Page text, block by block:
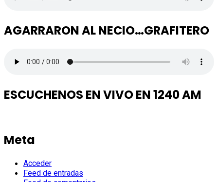
AGARRARON AL NECIO…GRAFITERO
ESCUCHENOS EN VIVO EN 1240 AM
Meta
Acceder
Feed de entradas